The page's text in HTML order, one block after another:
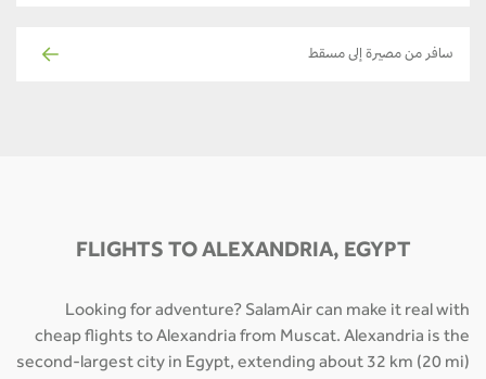
سافر من مصيرة إلى مسقط
FLIGHTS TO ALEXANDRIA, EGYPT
Looking for adventure? SalamAir can make it real with
cheap flights to Alexandria from Muscat. Alexandria is the
second-largest city in Egypt, extending about 32 km (20 mi)